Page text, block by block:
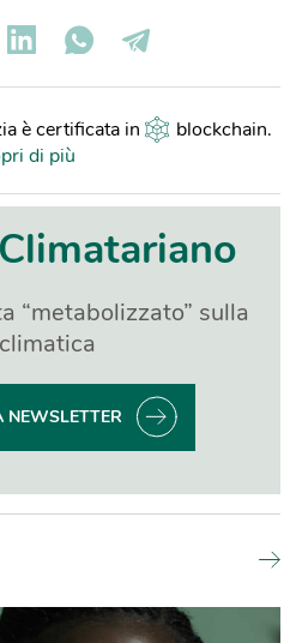
è certificata in blockchain.
di più
“metabolizzato” sulla
NEWSLETTER